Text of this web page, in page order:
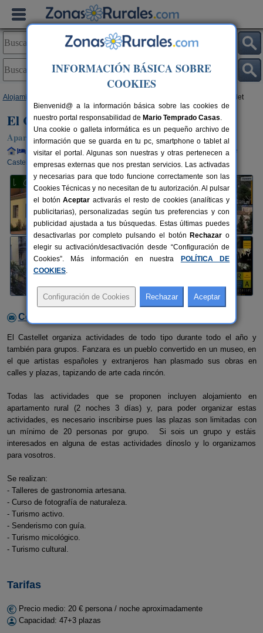
Alojamientos > El Castellet
El Castellet
Apartamentos Rurales en Fanzara (Castellón)
Alquiler completo y por habitaciones 47+3 plazas
33 km de
Castellón
Contactar con el alojamiento
El Castellet organiza actividades de todo tipo durante todo el año y
también para grupos. Fanzara es un pueblo convertido en un museo, en
el que artistas españoles y extranjeros han plasmado sus obras en
calles y plazas, tapizando de arte cada rincón.
Todas las actividades que se proponen incluyen alojamiento en
apartamento rural (2 noches 3 días) y, para poder organizar estas
actividades, es necesario inscribirse pues las plazas son limitadas con
un mínimo de 20 personas por grupo. Si sois un grupo y estáis
interesados en alguna de estas actividades dínoslo y lo organizamos
para vosotros.
Se realizan:
- Talleres de gastronomia artesana.
- Curso de fotografía de naturaleza.
- Turismo activo.
- Senderismo con guía.
- Turismo micológico.
- Turismo cultural.
Tarifas
Precio medio: 20 € persona / noche aproximadamente
Capacidad: 47+3 plazas
INFORMACIÓN BÁSICA SOBRE
COOKIES
Bienvenid@ a la información básica sobre las cookies de
nuestro portal responsabilidad de Mario Temprado Casas.
Una cookie o galleta informática es un pequeño archivo de
información que se guarda en tu pc, smartphone o tablet al
visitar el portal. Algunas son nuestras y otras pertenecen a
empresas externas que nos prestan servicios. Las activadas
y necesarias para que todo funcione correctamente son las
Cookies Técnicas y no necesitan de tu autorización. Al pulsar
el botónAceptar activarás el resto de cookies (analíticas y
publicitarias), personalizadas según tus preferencias y con
publicidad ajustada a tus búsquedas. Estas últimas puedes
desactivarlas por completo pulsando el botón Rechazar o
elegir su activación/desactivación desde “Configuración de
Cookies”. Más información en nuestra
POLÍTICA DE
COOKIES.